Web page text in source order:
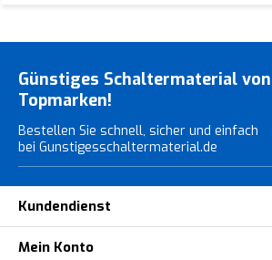
Günstiges Schaltermaterial von
Topmarken!
Bestellen Sie schnell, sicher und einfach
bei Gunstigesschaltermaterial.de
Kundendienst
Mein Konto